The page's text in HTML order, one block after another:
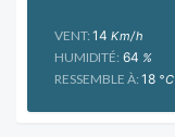
VENT: 14 Km/h
HUMIDITÉ: 64 %
RESSEMBLE À: 18 °C